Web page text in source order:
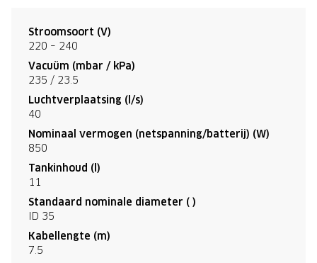
Stroomsoort (V)
220 – 240
Vacuüm (mbar / kPa)
235 / 23.5
Luchtverplaatsing (l/s)
40
Nominaal vermogen (netspanning/batterij) (W)
850
Tankinhoud (l)
11
Standaard nominale diameter ( )
ID 35
Kabellengte (m)
7.5